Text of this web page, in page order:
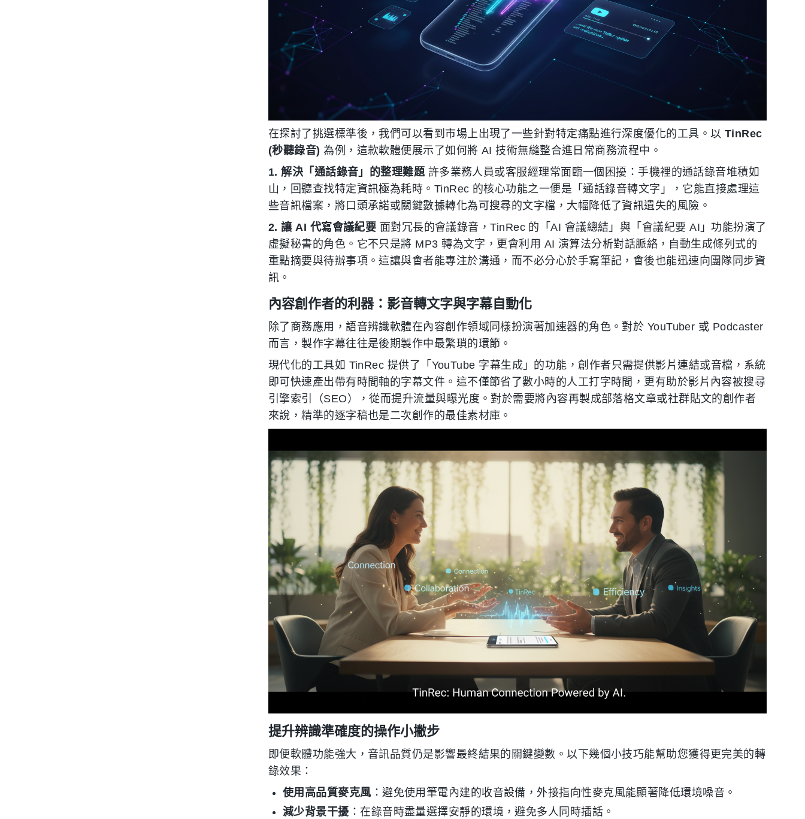
在探討了挑選標準後，我們可以看到市場上出現了一些針對特定痛點進行深度優化的工具。以 TinRec
(秒聽錄音) 為例，這款軟體便展示了如何將 AI 技術無縫整合進日常商務流程中。
1. 解決「通話錄音」的整理難題 許多業務人員或客服經理常面臨一個困擾：手機裡的通話錄音堆積如
山，回聽查找特定資訊極為耗時。TinRec 的核心功能之一便是「通話錄音轉文字」，它能直接處理這
些音訊檔案，將口頭承諾或關鍵數據轉化為可搜尋的文字檔，大幅降低了資訊遺失的風險。
2. 讓 AI 代寫會議紀要 面對冗長的會議錄音，TinRec 的「AI 會議總結」與「會議紀要 AI」功能扮演了
虛擬秘書的角色。它不只是將 MP3 轉為文字，更會利用 AI 演算法分析對話脈絡，自動生成條列式的
重點摘要與待辦事項。這讓與會者能專注於溝通，而不必分心於手寫筆記，會後也能迅速向團隊同步資
訊。
內容創作者的利器：影音轉文字與字幕自動化
除了商務應用，語音辨識軟體在內容創作領域同樣扮演著加速器的角色。對於 YouTuber 或 Podcaster
而言，製作字幕往往是後期製作中最繁瑣的環節。
現代化的工具如 TinRec 提供了「YouTube 字幕生成」的功能，創作者只需提供影片連結或音檔，系統
即可快速產出帶有時間軸的字幕文件。這不僅節省了數小時的人工打字時間，更有助於影片內容被搜尋
引擎索引（SEO），從而提升流量與曝光度。對於需要將內容再製成部落格文章或社群貼文的創作者
來說，精準的逐字稿也是二次創作的最佳素材庫。
提升辨識準確度的操作小撇步
即便軟體功能強大，音訊品質仍是影響最終結果的關鍵變數。以下幾個小技巧能幫助您獲得更完美的轉
錄效果：
使用高品質麥克風 ：避免使用筆電內建的收音設備，外接指向性麥克風能顯著降低環境噪音。
減少背景干擾 ：在錄音時盡量選擇安靜的環境，避免多人同時插話。